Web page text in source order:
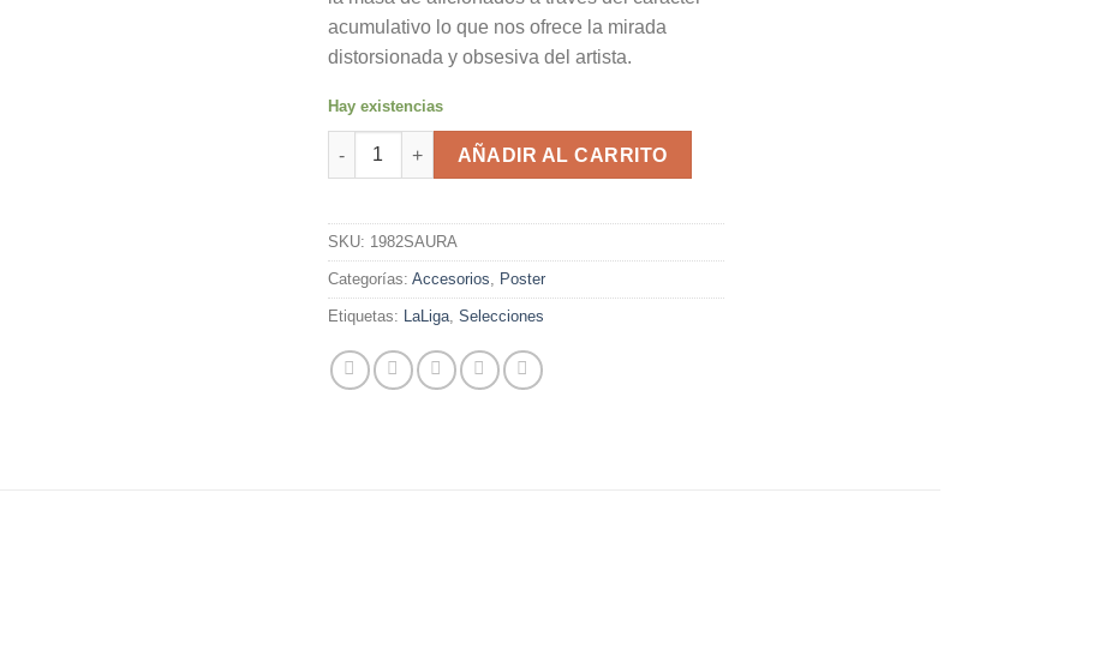
acumulativo lo que nos ofrece la mirada
distorsionada y obsesiva del artista.
Hay existencias
Póster Sevilla Mundial 1982 Antonio Saura "La Multitud" Impresión Original cantidad
AÑADIR AL CARRITO
SKU: 1982SAURA
Categorías: Accesorios, Poster
Etiquetas: LaLiga, Selecciones